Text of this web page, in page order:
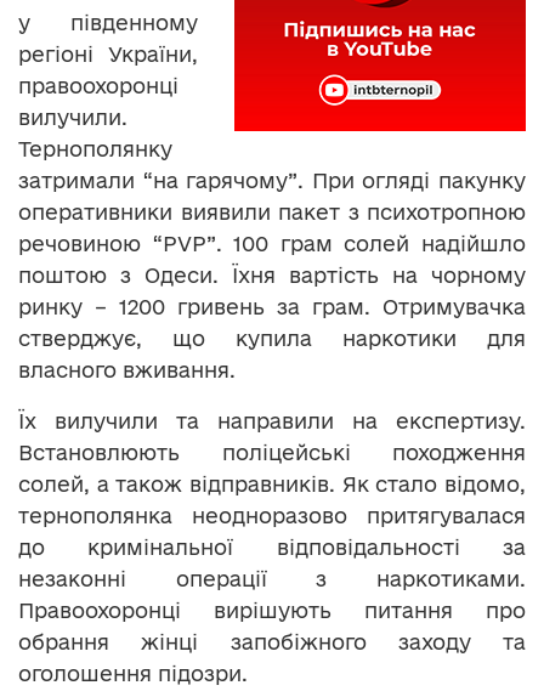
у південному
регіоні України,
правоохоронці
вилучили.
Тернополянку
затримали “на гарячому”. При огляді пакунку
оперативники виявили пакет з психотропною
речовиною “PVP”. 100 грам солей надійшло
поштою з Одеси. Їхня вартість на чорному
ринку – 1200 гривень за грам. Отримувачка
стверджує, що купила наркотики для
власного вживання.
Їх вилучили та направили на експертизу.
Встановлюють поліцейські походження
солей, а також відправників. Як стало відомо,
тернополянка неодноразово притягувалася
до кримінальної відповідальності за
незаконні операції з наркотиками.
Правоохоронці вирішують питання про
обрання жінці запобіжного заходу та
оголошення підозри.